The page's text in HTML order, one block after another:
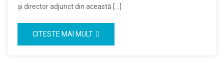
și director adjunct din această […]
CITESTE MAI MULT